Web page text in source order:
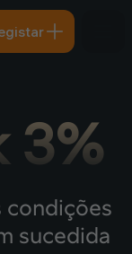
3%
condições
sucedida